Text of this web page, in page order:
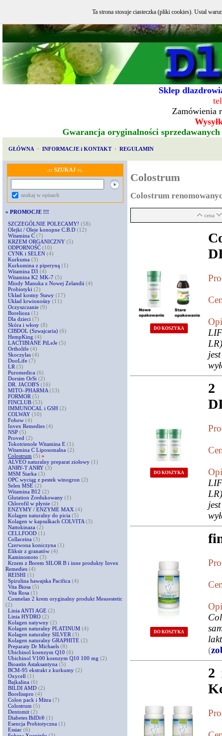
Sklep
Zamówienia
Gwarancja oryginalności
GŁÓWNA · INFORMACJE i KONTAKT · REGULAMIN
.:: SZUKAJ ::.
szukaj w opisach
» PROMOCJE !!!
SZCZEGÓLNIE POLECAMY! (58)
Olejki / Oleje konopne C.B.D (12)
Witamina C (7)
KRZEM ORGANICZNY (5)
ODPORNOŚĆ (10)
CYNK i SELEN (4)
Kurkuma (3)
Kurkumina z piperyną (1)
Witamina D3 (4)
Witamina K2 MK-7 (5)
Miody Manuka z Nowej Zelandii (4)
Probiotyki (2)
Układ kostny Stawy (17)
Układ krwionośny (11)
Oczyszczanie (9)
Borelioza (1)
Dla dzieci (7)
Skóra i włosy (8)
CIBDOL (Szwajcaria) (6)
HempKing (4)
LACTIBIANE PiLeJe (5)
Ortholife (4)
Skoczylas (4)
DuoLife (7)
LR (3)
Puromedica (6)
Dorsim OrSi (2)
DR. JACOB'S (16)
MITO–PHARMA (13)
FORMOR (5)
FINCLUB (53)
IMMUNOCAL i GSH (2)
COLWAY (10)
Fohow (4)
Invex Remedies (4)
NSP (5)
Proved (2)
Tokotrienole Witamina E (1)
Witamina C Liposomalna (2)
Colostrum (5) »
ALVEO naturalny preparat ziołowy (1)
ANRY-T ANRY (3)
MSM Siarka (3)
OPC wyciąg z pestek winogron (2)
Selen MSE (2)
Witamina B12 (2)
Glutation Zredukowany (1)
Chlorofil w płynie (2)
ENZYMY / ENZYME MAX (4)
Kolagen naturalny do picia (5)
Kolagen w kapsułkach COLVITA (3)
Nattokinaza (2)
CELLFOOD (1)
Collaceina (3)
Czerwona koniczyna (1)
Eliksir z granatów (4)
Kaminomoto (3)
Krzem z Borem SILOR B i inne produkty Invex
Remedies (4)
REISHI (1)
Spirulina hawajska Pacifica (4)
Vita Biosa (5)
Vita Rosa (1)
Cosmelan 2 krem oryginalny produkt Mesoestetic
(2)
Linia ANTI AGE (2)
Linia HYDRO (2)
Kolagen natywny (2)
Kolagen naturalny PLATINUM (4)
Kolagen naturalny SILVER (3)
Kolagen naturalny GRAPHITE (2)
Preparaty Dr Michaels (8)
Ubichinol koenzym Q10 (6)
Ubichinol V100 koenzym Q10 100 mg (2)
Bioastin Astaksantyna (5)
BCM-95 ekstrakt z kurkumy (2)
Oxycell (1)
Bajkalina (6)
BILDI AMD (2)
Borelisspro (4)
Colon pack i Mitra (7)
Colostrum (5)
Dentomit (2)
Diabetes BilDi® (1)
Esencja Probiotyczna (1)
Essiac (6)
Colostrum
Colostrum
cena
DO KOSZYKA
DO KOSZYKA
2
DO KOSZYKA
(
2
Ta strona stosuje ciasteczka (pliki cookies). Ustal